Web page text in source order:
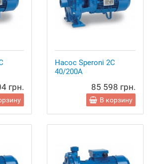
грн.
Насос Speroni 2C
40/200A
85 598 грн.
В корзину